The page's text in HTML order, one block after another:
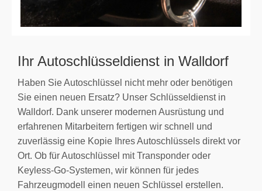
Ihr Autoschlüsseldienst in Walldorf
Haben Sie Autoschlüssel nicht mehr oder benötigen
Sie einen neuen Ersatz? Unser Schlüsseldienst in
Walldorf. Dank unserer modernen Ausrüstung und
erfahrenen Mitarbeitern fertigen wir schnell und
zuverlässig eine Kopie Ihres Autoschlüssels direkt vor
Ort. Ob für Autoschlüssel mit Transponder oder
Keyless-Go-Systemen, wir können für jedes
Fahrzeugmodell einen neuen Schlüssel erstellen.